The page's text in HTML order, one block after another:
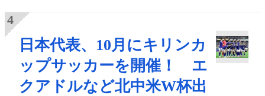
日本代表、10月にキリンカ
ップサッカーを開催！ エ
クアドルなど北中米W杯出